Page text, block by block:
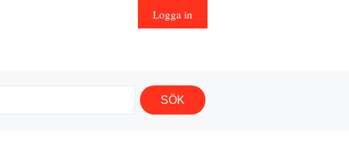
Logga in